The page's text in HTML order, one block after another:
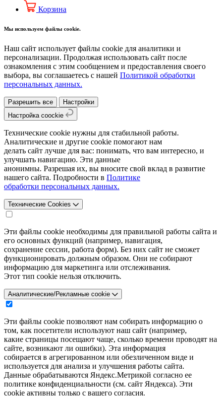
Корзина
Мы используем файлы cookie.
Наш сайт использует файлы cookie для аналитики и
персонализации. Продолжая использовать сайт после
ознакомления с этим сообщением и предоставления своего
выбора, вы соглашаетесь с нашей Политикой обработки
персональных данных.
Разрешить все
Настройки
Настройка coockie
Технические cookie нужны для стабильной работы.
Аналитические и другие cookie помогают нам
делать сайт лучше для вас: понимать, что вам интересно, и
улучшать навигацию. Эти данные
анонимны. Разрешая их, вы вносите свой вклад в развитие
нашего сайта. Подробности в Политике
обработки персональных данных.
Технические Cookies
Эти файлы cookie необходимы для правильной работы сайта и
его основных функций (например, навигация,
сохранение сессии, работа форм). Без них сайт не сможет
функционировать должным образом. Они не собирают
информацию для маркетинга или отслеживания.
Этот тип cookie нельзя отключить.
Аналитические/Рекламные cookie
Эти файлы cookie позволяют нам собирать информацию о
том, как посетители используют наш сайт (например,
какие страницы посещают чаще, сколько времени проводят на
сайте, возникают ли ошибки). Эта информация
собирается в агрегированном или обезличенном виде и
используется для анализа и улучшения работы сайта.
Данные обрабатываются Яндекс.Метрикой согласно ее
политике конфиденциальности (см. сайт Яндекса). Эти
cookie активны только с вашего согласия.